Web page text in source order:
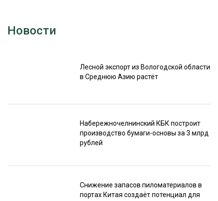
Новости
Лесной экспорт из Вологодской области
в Среднюю Азию растёт
Набережночелнинский КБК построит
производство бумаги-основы за 3 млрд
рублей
Снижение запасов пиломатериалов в
портах Китая создаёт потенциал для